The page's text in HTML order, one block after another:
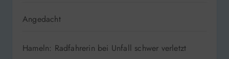
Angedacht
Hameln: Radfahrerin bei Unfall schwer verletzt